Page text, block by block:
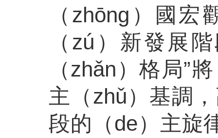
（zhōng）國
（zú）新發展
（zhǎn）格局”
主（zhǔ）基調
段的（de）主旋